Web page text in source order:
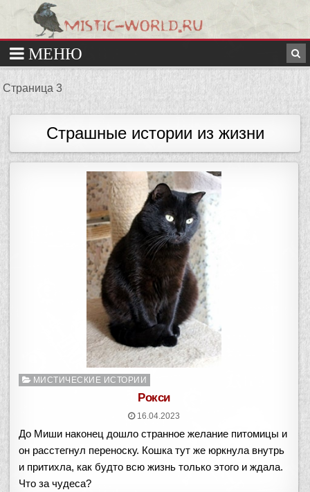
Страница 3
Страшные истории из жизни
Опубликовано
МИСТИЧЕСКИЕ ИСТОРИИ
Рокси
16.04.2023
До Миши наконец дошло странное желание питомицы и
он расстегнул переноску. Кошка тут же юркнула внутрь
и притихла, как будто всю жизнь только этого и ждала.
Что за чудеса?